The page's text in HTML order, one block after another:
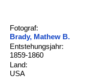
Fotograf:
Brady, Mathew B.
Entstehungsjahr:
1859-1860
Land:
USA